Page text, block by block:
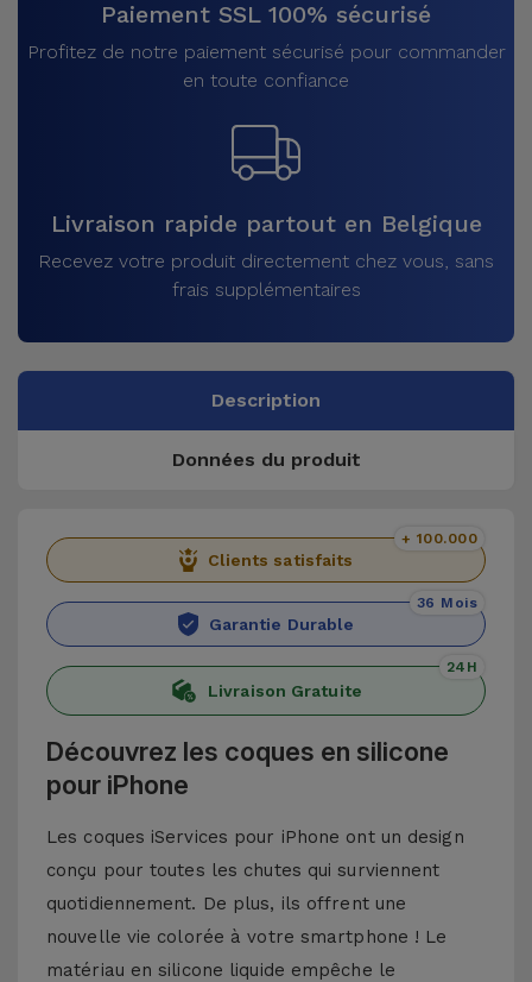
Paiement SSL 100% sécurisé
Profitez de notre paiement sécurisé pour commander
en toute confiance
Livraison rapide partout en Belgique
Recevez votre produit directement chez vous, sans
frais supplémentaires
Description
Données du produit
Clients satisfaits
+ 100.000
Garantie Durable
36 Mois
Livraison Gratuite
24H
Découvrez les coques en silicone
pour iPhone
Les coques iServices pour iPhone ont un design
conçu pour toutes les chutes qui surviennent
quotidiennement. De plus, ils offrent une
nouvelle vie colorée à votre smartphone ! Le
matériau en silicone liquide empêche le